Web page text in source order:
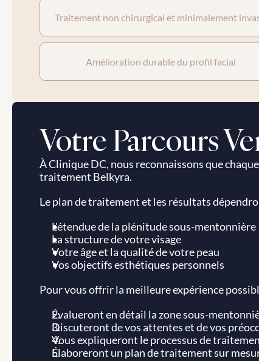
Traitement non chirurgical et minimalement
Amélioration durable du profil facial
Votre Parcours
À Clinique DC, nous reconnaissons que
traitement Belkyra.
Le plan de traitement et les résultats
L'étendue de la plénitude sous-mentonnière
La structure de votre visage
Votre âge et la qualité de votre peau
Vos objectifs esthétiques personnels
Pour vous offrir la meilleure expérience
Évalueront en détail la zone sous-
Discuteront de vos attentes et de vos
Vous expliqueront le processus de
Élaboreront un plan de traitement sur